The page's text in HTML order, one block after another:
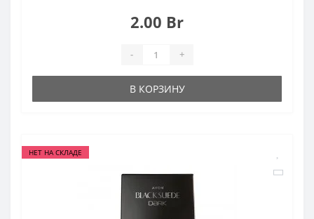
2.00 Br
- +
В КОРЗИНУ
НЕТ НА СКЛАДЕ